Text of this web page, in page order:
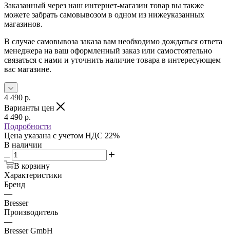
Заказанный через наш интернет-магазин товар вы также
можете забрать самовывозом в одном из нижеуказанных
магазинов.
В случае самовывоза заказа вам необходимо дождаться ответа
менеджера на ваш оформленный заказ или самостоятельно
связаться с нами и уточнить наличие товара в интересующем
вас магазине.
4 490 р.
Варианты цен
4 490 р.
Подробности
Цена указана с учетом НДС 22%
В наличии
В корзину
Характеристики
Бренд
—
Bresser
Производитель
—
Bresser GmbH